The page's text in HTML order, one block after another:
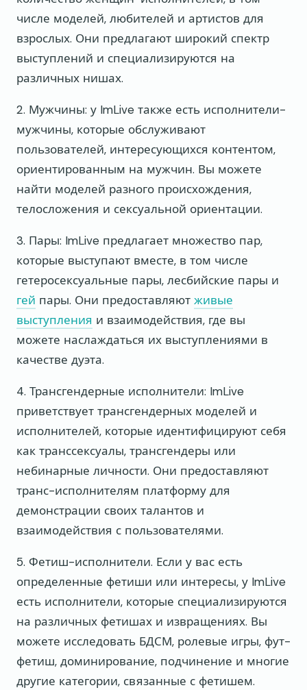
числе моделей, любителей и артистов для
взрослых. Они предлагают широкий спектр
выступлений и специализируются на
различных нишах.
2. Мужчины: у ImLive также есть исполнители-
мужчины, которые обслуживают
пользователей, интересующихся контентом,
ориентированным на мужчин. Вы можете
найти моделей разного происхождения,
телосложения и сексуальной ориентации.
3. Пары: ImLive предлагает множество пар,
которые выступают вместе, в том числе
гетеросексуальные пары, лесбийские пары и
гей пары. Они предоставляют живые
выступления и взаимодействия, где вы
можете наслаждаться их выступлениями в
качестве дуэта.
4. Трансгендерные исполнители: ImLive
приветствует трансгендерных моделей и
исполнителей, которые идентифицируют себя
как транссексуалы, трансгендеры или
небинарные личности. Они предоставляют
транс-исполнителям платформу для
демонстрации своих талантов и
взаимодействия с пользователями.
5. Фетиш-исполнители. Если у вас есть
определенные фетиши или интересы, у ImLive
есть исполнители, которые специализируются
на различных фетишах и извращениях. Вы
можете исследовать БДСМ, ролевые игры, фут-
фетиш, доминирование, подчинение и многие
другие категории, связанные с фетишем.